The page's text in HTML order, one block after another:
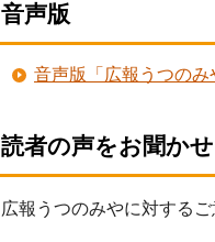
音声版
音声版「広報うつの
読者の声をお聞か
広報うつのみやに対する